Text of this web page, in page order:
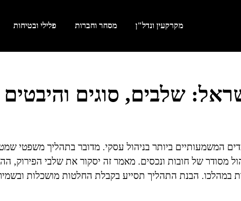
מקרקעין ונדל"ן מסחר וחברות פלילי ובטיחות
שלבים, סוגים והיבטים
המשמעותיים ביותר בניהול עסקי. מדובר בתהליך משפטי
מסודר של חובות ונכסים. מאמר זה יסקור את שלבי הפירוק,
במהלכו. הבנת התהליך תסייע בקבלת החלטות מושכלות